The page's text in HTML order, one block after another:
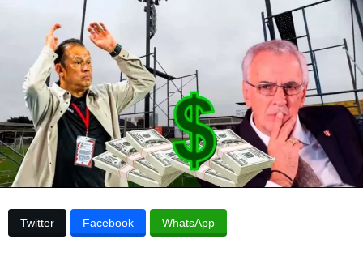
p
u
b
l
i
d
e
b
Twitter Facebook WhatsApp